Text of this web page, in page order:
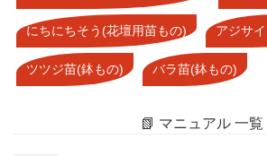
にちにちそう(花壇用苗もの) アジサ
ツツジ苗(鉢もの) バラ苗(鉢もの)
📗 マニュアル 一覧